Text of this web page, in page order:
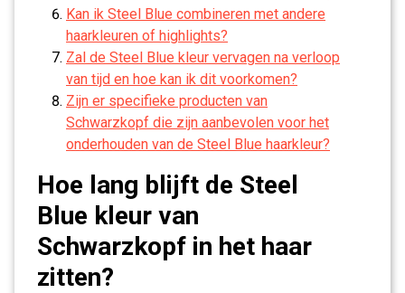
Kan ik Steel Blue combineren met andere
haarkleuren of highlights?
Zal de Steel Blue kleur vervagen na verloop
van tijd en hoe kan ik dit voorkomen?
Zijn er specifieke producten van
Schwarzkopf die zijn aanbevolen voor het
onderhouden van de Steel Blue haarkleur?
Hoe lang blijft de Steel
Blue kleur van
Schwarzkopf in het haar
zitten?